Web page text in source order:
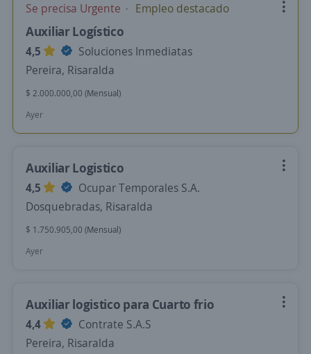
Se precisa Urgente Empleo destacado
Auxiliar Logístico
4,5
Soluciones Inmediatas
Pereira, Risaralda
$ 2.000.000,00 (Mensual)
Ayer
Auxiliar Logistico
4,5
Ocupar Temporales S.A.
Dosquebradas, Risaralda
$ 1.750.905,00 (Mensual)
Ayer
Auxiliar logistico para Cuarto frio
4,4
Contrate S.A.S
Pereira, Risaralda